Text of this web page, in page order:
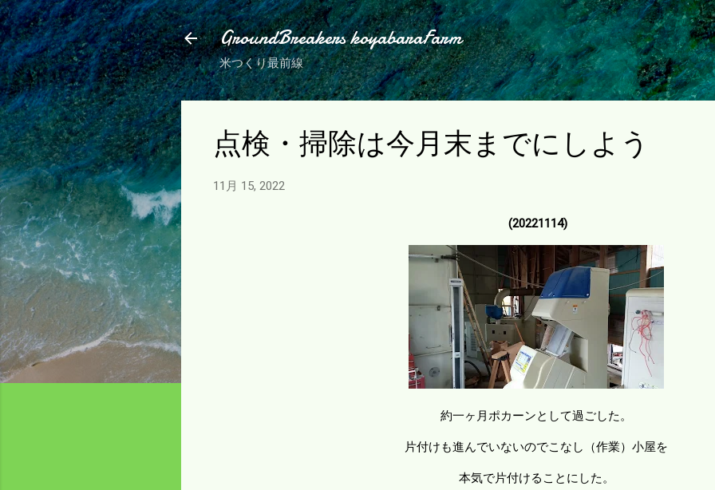
スキップしてメイン コンテンツに移動
GroundBreakers koyabaraFarm
米つくり最前線
点検・掃除は今月末までにしよう
11月 15, 2022
(20221114)
約一ヶ月ポカーンとして過ごした。
片付けも進んでいないのでこなし（作業）小屋を
本気で片付けることにした。